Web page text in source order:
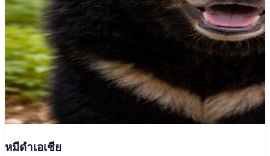
หมีดำเอเชีย